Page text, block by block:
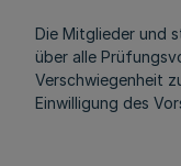
Die Mitglieder und
über alle
Verschwiegenheit
Einwilligung des